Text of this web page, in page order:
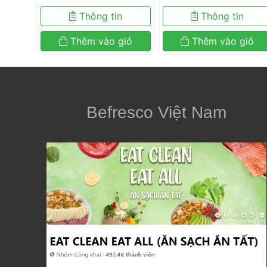
Hạt Hạnh Nhân
Thông tin
Thêm vào giỏ
Thông tin
Thêm vào giỏ
Befresco Việt Nam